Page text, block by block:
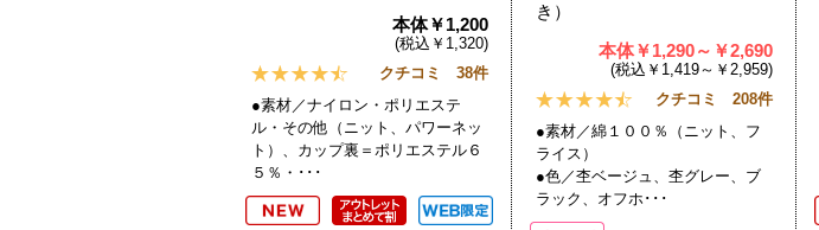
本体￥1,200
(税込￥1,320)
クチコミ 38件
●素材／ナイロン・ポリエステ
ル・その他（ニット、パワーネッ
ト）、カップ裏＝ポリエステル６
５％・･･･
き）
本体￥1,290～￥2,690
(税込￥1,419～￥2,959)
クチコミ 208件
●素材／綿１００％（ニット、フ
ライス）
●色／杢ベージュ、杢グレー、ブ
ラック、オフホ･･･